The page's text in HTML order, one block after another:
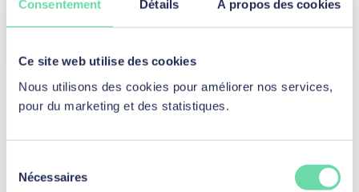
Consentement Détails À propos des cookies
Ce site web utilise des cookies
Nous utilisons des cookies pour améliorer nos services,
pour du marketing et des statistiques.
Nécessaires